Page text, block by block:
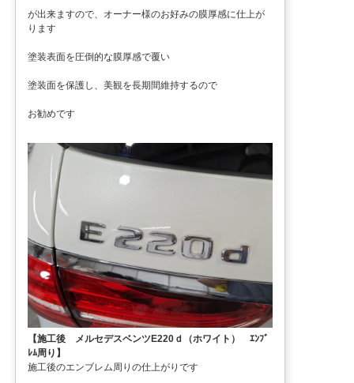
が出来ますので、オーナー様のお好みの膜厚感に仕上が
ります
塗装表面を圧倒的な膜厚感で覆い
塗装面を保護し、美観を長期間維持するので
お勧めです
【施工後 メルセデスベンツE220ｄ（ホワイト） ｴﾝﾌﾞ
ﾚﾑ周り】
施工後のエンブレム周りの仕上がりです